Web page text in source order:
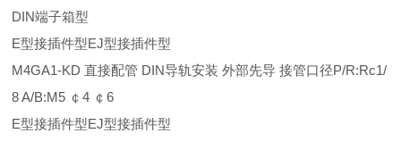
DIN端子箱型
E型接插件型EJ型接插件型
M4GA1-KD 直接配管 DIN导轨安装 外部先导 接管口径P/R:Rc1/
8 A/B:M5 ￠4 ￠6
E型接插件型EJ型接插件型